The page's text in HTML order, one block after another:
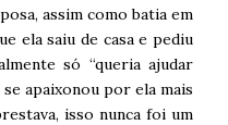
assim como batia em
ela saiu de casa e pediu
só “queria ajudar
apaixonou por ela mais
isso nunca foi um